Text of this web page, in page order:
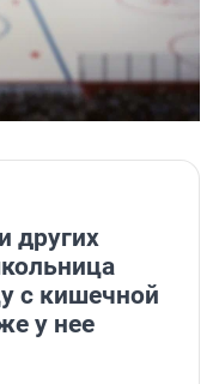
других
с кишечной
у нее